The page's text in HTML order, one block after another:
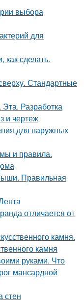
выбора
для
как сделать.
Стандартные
Разработка
и чертеж
для наружных
и правила.
Правильная
отличается от
камня.
камня
руками. Что
мансардной
стен